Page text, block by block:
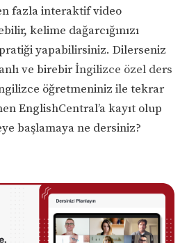
fazla interaktif video
kelime dağarcığınızı
yapabilirsiniz. Dilerseniz
ve birebirİngilizce özel ders
öğretmeniniz ile tekrar
EnglishCentral’a kayıt olup
başlamaya ne dersiniz?